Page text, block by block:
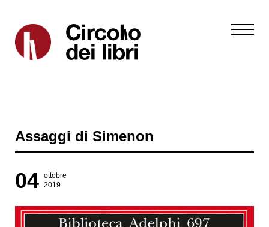
Assaggi di Simenon
04 ottobre
2019